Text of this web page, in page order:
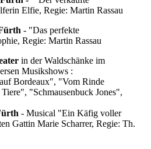
Elfie, Regie: Martin Rassau
- "Das perfekte
Regie: Martin Rassau
in der Waldschänke im
Musikshows :
"Vom Rinde
"Schmausenbuck Jones",
- Musical "Ein Käfig voller
Gattin Marie Scharrer, Regie: Th.